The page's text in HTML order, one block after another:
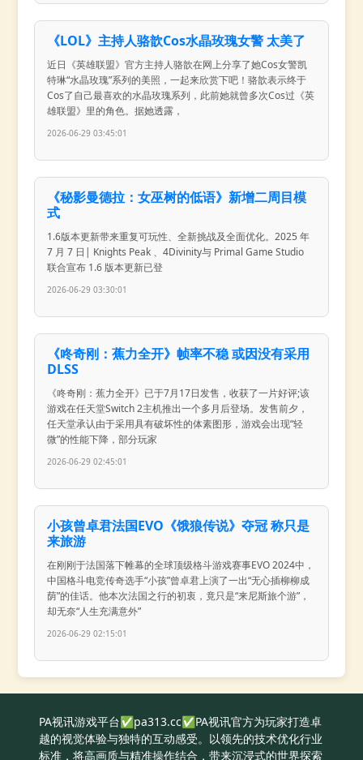
《LOL》主持人骆歆Cos水晶玫瑰女警 太美了
近日《英雄联盟》官方主持人骆歆在网上分享了她Cos女警凯
特琳“水晶玫瑰”系列的美照，一起来欣赏下吧！骆歆表示终于
Cos了自己最喜欢的水晶玫瑰系列，此前她就曾多次Cos过《英
雄联盟》里的角色。据她透露，
2026-06-29 03:45:01
《秘影曼德拉：女巫树的低语》新增二周目模
式
1.6版本更新带来重复可玩性、全新挑战及全面优化。2025 年
7 月 7 日| Knights Peak 、4Divinity与 Primal Game Studio
联合宣布 1.6 版本更新已登
2026-06-29 03:30:01
《咚奇刚：蕉力全开》帧率不稳 或因没有采用
DLSS
《咚奇刚：蕉力全开》已于7月17日发售，收获了一片好评;该
游戏在任天堂Switch 2主机推出一个多月后登场。发售前夕，
任天堂承认由于采用具有破坏性的体素图形，游戏会出现“轻
微”的性能下降，部分玩家
2026-06-29 02:45:01
小孩曾卓君法国EVO《饿狼传说》夺冠 称只是
来旅游
在刚刚于法国落下帷幕的全球顶级格斗游戏赛事EVO 2024中，
中国格斗电竞传奇选手“小孩”曾卓君上演了一出“无心插柳柳成
荫”的佳话。他本次法国之行的初衷，竟只是“来尼斯旅个游”，
却无奈“人生充满意外”
2026-06-29 02:15:01
PA视讯游戏平台✅pa313.cc✅PA视讯官方为玩家打造卓
越的视觉体验与独特的互动感受。以领先的技术优化行业
标准，将高画质与精准操作结合，带来沉浸式的世界探索